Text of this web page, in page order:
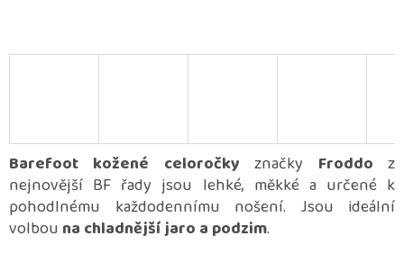
Barefoot kožené celoročky značky Froddo z
nejnovější BF řady jsou lehké, měkké a určené k
pohodlnému každodennímu nošení. Jsou ideální
volbou na chladnější jaro a podzim.